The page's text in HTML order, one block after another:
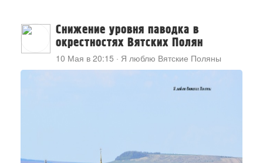
Снижение уровня паводка в
окрестностях Вятских Полян
10 Мая в 20:15 · Я люблю Вятские Поляны